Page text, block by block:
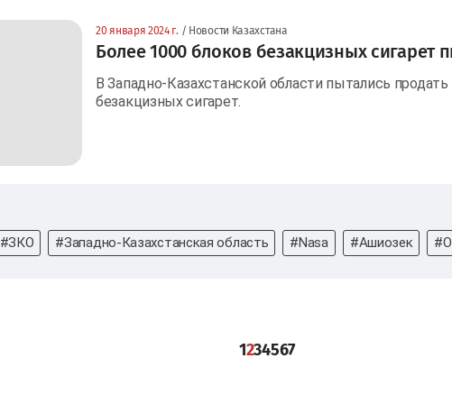
20 января 2024 г. / Новости Казахстана
Более 1000 блоков безакцизных сигарет
В Западно-Казахстанской области пытались
безакцизных сигарет.
#ЗКО #Западно-Казахстанская область #Nasa #Ашиозек
1234567